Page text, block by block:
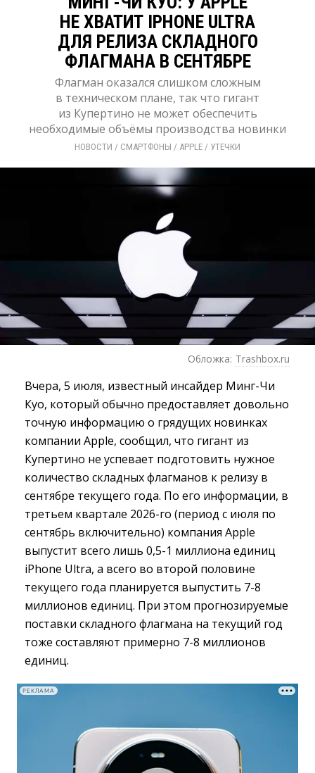
НЕ ХВАТИТ IPHONE ULTRA
ДЛЯ РЕЛИЗА СКЛАДНОГО
ФЛАГМАНА В СЕНТЯБРЕ
Флагман оказался слишком сложным
в техническом плане, так что гигант
из Купертино не может обеспечить
необходимые объёмы производства новинки
НОВОСТИ / СМАРТФОНЫ / APPLE / УТЕЧКИ
Обложка: Trashbox.ru
Вчера, 5 июля, известный инсайдер Минг-Чи
Куо, который обычно предоставляет довольно
точную информацию о грядущих новинках
компании Apple, сообщил, что гигант из
Купертино не успевает подготовить нужное
количество складных флагманов к релизу в
сентябре текущего года. По его информации, в
третьем квартале 2026-го (период с июля по
сентябрь включительно) компания Apple
выпустит всего лишь 0,5-1 миллиона единиц
iPhone Ultra, а всего во второй половине
текущего года планируется выпустить 7-8
миллионов единиц. При этом прогнозируемые
поставки складного флагмана на текущий год
тоже составляют примерно 7-8 миллионов
единиц.
РЕКЛАМА